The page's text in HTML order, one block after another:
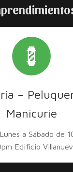
💈
–
Manicurie
a Sábado de
Edificio